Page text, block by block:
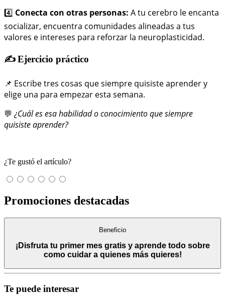
4️⃣ Conecta con otras personas: A tu cerebro le encanta
socializar, encuentra comunidades alineadas a tus
valores e intereses para reforzar la neuroplasticidad.
✍️ Ejercicio práctico
📌 Escribe tres cosas que siempre quisiste aprender y
elige una para empezar esta semana.
💬 ¿Cuál es esa habilidad o conocimiento que siempre
quisiste aprender?
¿Te gustó el artículo?
Promociones destacadas
Beneficio
¡Disfruta tu primer mes gratis y aprende todo sobre
como cuidar a quienes más quieres!
Te puede interesar